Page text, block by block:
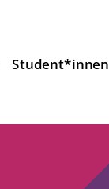
Student*innen